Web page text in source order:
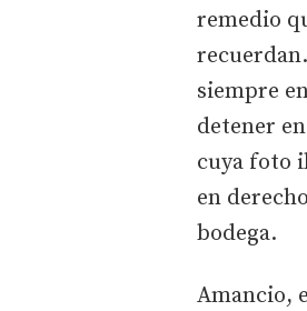
remedio
siempre
detener
cuya foto
en
bodega.
Amancio,